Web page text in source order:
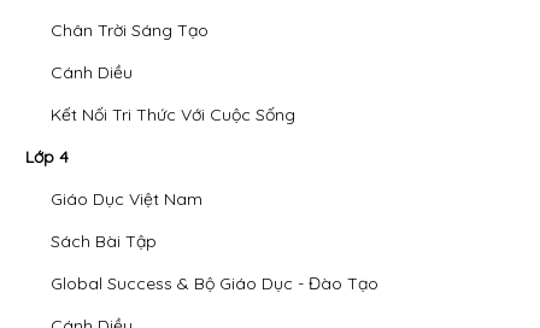
Chân Trời Sáng Tạo
Cánh Diều
Kết Nối Tri Thức Với Cuộc Sống
Lớp 4
Giáo Dục Việt Nam
Sách Bài Tập
Global Success & Bộ Giáo Dục - Đào Tạo